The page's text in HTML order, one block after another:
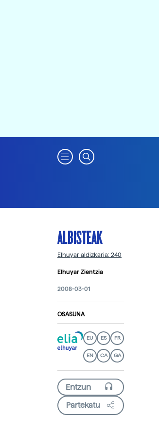
ALBISTEAK
Elhuyar aldizkaria: 240
Elhuyar Zientzia
2008-03-01
OSASUNA
EU ES FR
EN CA GA
Partekatu